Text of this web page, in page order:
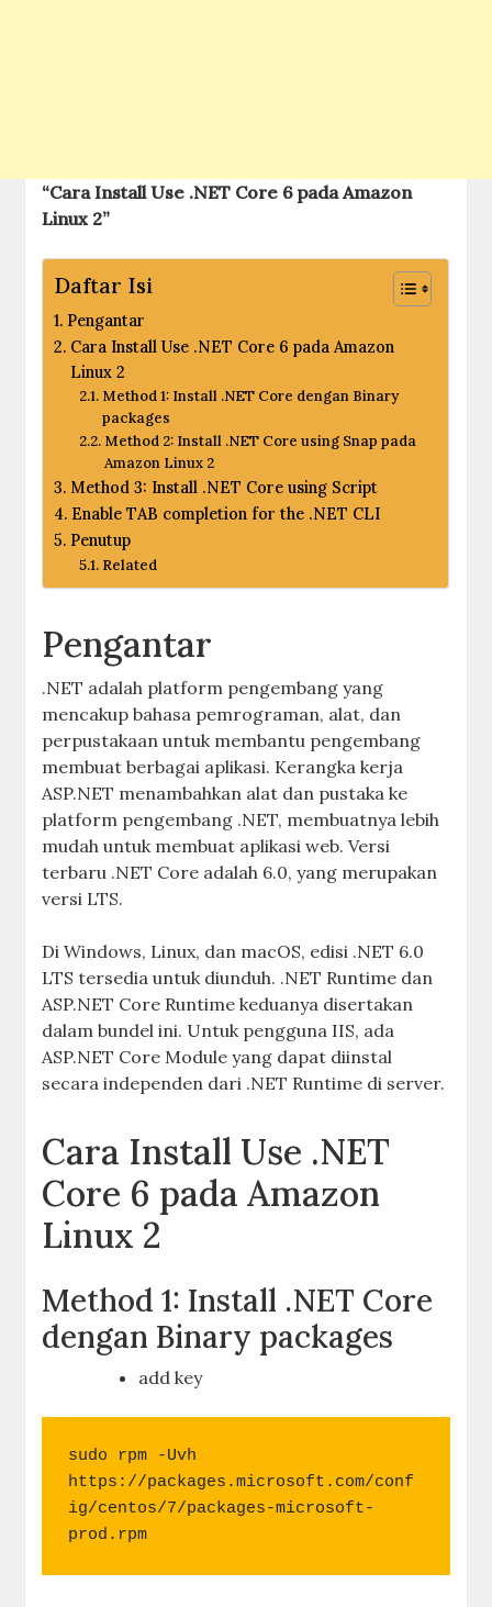
“Cara Install Use .NET Core 6 pada Amazon
Linux 2”
Daftar Isi
Pengantar
Cara Install Use .NET Core 6 pada Amazon
Linux 2
Method 1: Install .NET Core dengan Binary
packages
Method 2: Install .NET Core using Snap pada
Amazon Linux 2
Method 3: Install .NET Core using Script
Enable TAB completion for the .NET CLI
Penutup
Related
Pengantar
.NET adalah platform pengembang yang
mencakup bahasa pemrograman, alat, dan
perpustakaan untuk membantu pengembang
membuat berbagai aplikasi. Kerangka kerja
ASP.NET menambahkan alat dan pustaka ke
platform pengembang .NET, membuatnya lebih
mudah untuk membuat aplikasi web. Versi
terbaru .NET Core adalah 6.0, yang merupakan
versi LTS.
Di Windows, Linux, dan macOS, edisi .NET 6.0
LTS tersedia untuk diunduh. .NET Runtime dan
ASP.NET Core Runtime keduanya disertakan
dalam bundel ini. Untuk pengguna IIS, ada
ASP.NET Core Module yang dapat diinstal
secara independen dari .NET Runtime di server.
Cara Install Use .NET
Core 6 pada Amazon
Linux 2
Method 1: Install .NET Core
dengan Binary packages
add key
sudo rpm -Uvh
https://packages.microsoft.com/conf
ig/centos/7/packages-microsoft-
prod.rpm